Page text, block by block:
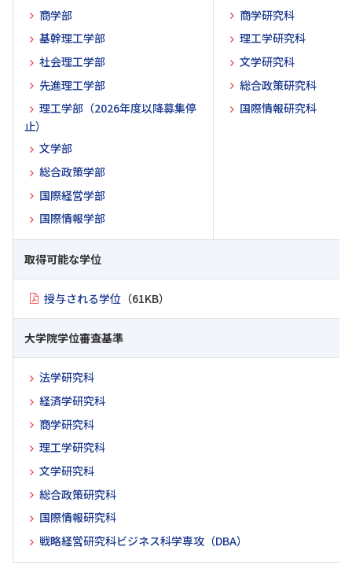
商学部
基幹理工学部
社会理工学部
先進理工学部
理工学部（2026年度以降募集停
止）
文学部
総合政策学部
国際経営学部
国際情報学部
商学研究科
理工学研究科
文学研究科
総合政策研究科
国際情報研究科
取得可能な学位
授与される学位 （61KB）
大学院学位審査基準
法学研究科
経済学研究科
商学研究科
理工学研究科
文学研究科
総合政策研究科
国際情報研究科
戦略経営研究科ビジネス科学専攻（DBA）